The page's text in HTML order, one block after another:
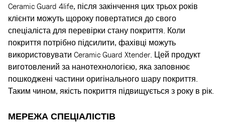
Ceramic Guard 4life, після закінчення цих трьох років
клієнти можуть щороку повертатися до свого
спеціаліста для перевірки стану покриття. Коли
покриття потрібно підсилити, фахівці можуть
використовувати Ceramic Guard Xtender. Цей продукт
виготовлений за нанотехнологією, яка заповнює
пошкоджені частини оригінального шару покриття.
Таким чином, якість покриття підвищується з року в рік.
МЕРЕЖА СПЕЦІАЛІСТІВ